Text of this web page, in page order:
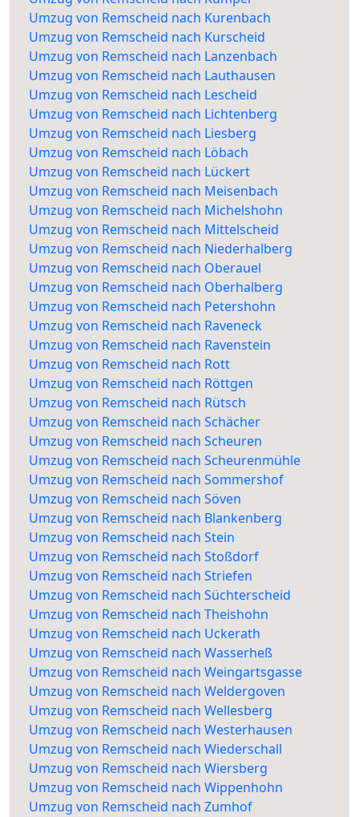
Umzug von Remscheid nach Kurenbach
Umzug von Remscheid nach Kurscheid
Umzug von Remscheid nach Lanzenbach
Umzug von Remscheid nach Lauthausen
Umzug von Remscheid nach Lescheid
Umzug von Remscheid nach Lichtenberg
Umzug von Remscheid nach Liesberg
Umzug von Remscheid nach Löbach
Umzug von Remscheid nach Lückert
Umzug von Remscheid nach Meisenbach
Umzug von Remscheid nach Michelshohn
Umzug von Remscheid nach Mittelscheid
Umzug von Remscheid nach Niederhalberg
Umzug von Remscheid nach Oberauel
Umzug von Remscheid nach Oberhalberg
Umzug von Remscheid nach Petershohn
Umzug von Remscheid nach Raveneck
Umzug von Remscheid nach Ravenstein
Umzug von Remscheid nach Rott
Umzug von Remscheid nach Röttgen
Umzug von Remscheid nach Rütsch
Umzug von Remscheid nach Schächer
Umzug von Remscheid nach Scheuren
Umzug von Remscheid nach Scheurenmühle
Umzug von Remscheid nach Sommershof
Umzug von Remscheid nach Söven
Umzug von Remscheid nach Blankenberg
Umzug von Remscheid nach Stein
Umzug von Remscheid nach Stoßdorf
Umzug von Remscheid nach Striefen
Umzug von Remscheid nach Süchterscheid
Umzug von Remscheid nach Theishohn
Umzug von Remscheid nach Uckerath
Umzug von Remscheid nach Wasserheß
Umzug von Remscheid nach Weingartsgasse
Umzug von Remscheid nach Weldergoven
Umzug von Remscheid nach Wellesberg
Umzug von Remscheid nach Westerhausen
Umzug von Remscheid nach Wiederschall
Umzug von Remscheid nach Wiersberg
Umzug von Remscheid nach Wippenhohn
Umzug von Remscheid nach Zumhof